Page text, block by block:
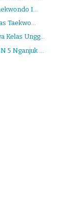
I...
Taekwo...
Kelas Ungg...
5 Nganjuk ...